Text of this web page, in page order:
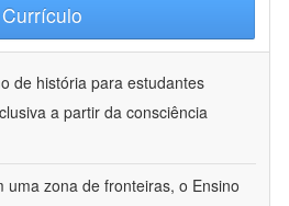
Currículo
de história para estudantes
a partir da consciência
uma zona de fronteiras, o Ensino